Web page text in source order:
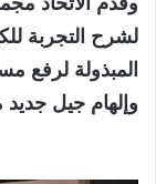
لشرح التجربة
المبذولة لرفع
وإلهام جيل